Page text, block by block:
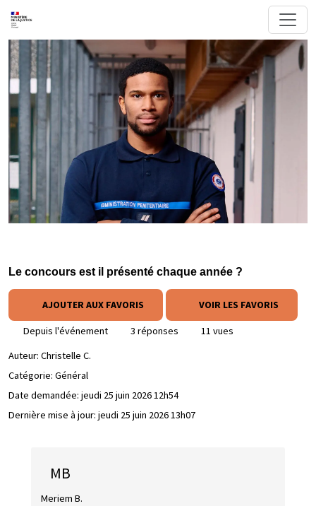
Le concours est il présenté chaque année ?
AJOUTER AUX FAVORIS VOIR LES FAVORIS
Depuis l'événement 3 réponses
11 vues
Auteur: Christelle C.
Catégorie: Général
Date demandée: jeudi 25 juin 2026 12h54
Dernière mise à jour: jeudi 25 juin 2026 13h07
MB
Meriem B.